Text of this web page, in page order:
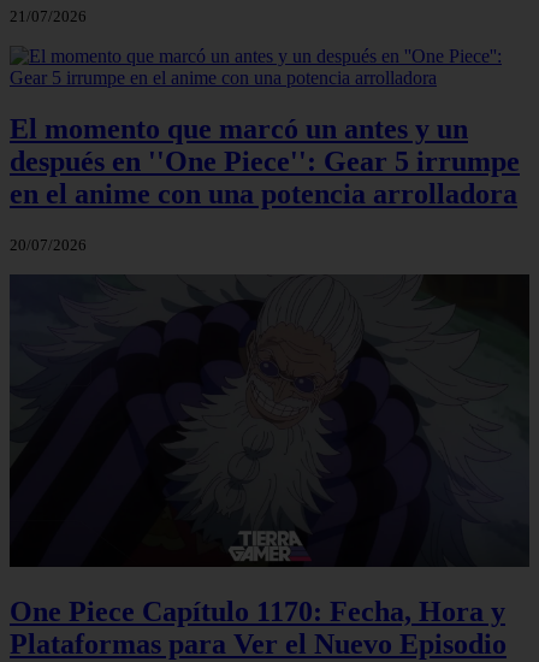
21/07/2026
El momento que marcó un antes y un
después en ''One Piece'': Gear 5 irrumpe
en el anime con una potencia arrolladora
20/07/2026
One Piece Capítulo 1170: Fecha, Hora y
Plataformas para Ver el Nuevo Episodio